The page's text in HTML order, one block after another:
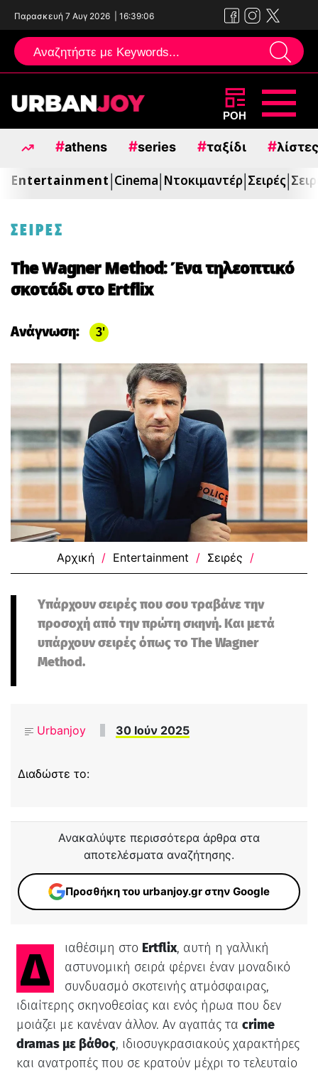
Παρασκευή 7 Αυγ 2026 16:39:07
Μεταπηδήστε
περιεχόμενο
ΡΟΗ
#athens #series #ταξίδι #λίστες
Entertainment Cinema Ντοκιμαντέρ Σειρές
ΣΕΙΡΕΣ
The Wagner Method: Ένα τηλεοπτικό
σκοτάδι στο Ertflix
Ανάγνωση: 3
Αρχική / Entertainment / Σειρές /
Υπάρχουν σειρές που σου τραβάνε την
προσοχή από την πρώτη σκηνή. Και μετά
υπάρχουν σειρές όπως το The Wagner
Method.
Urbanjoy 30 Ιούν 2025
Διαδώστε το:
Ανακαλύψτε περισσότερα άρθρα στα
αποτελέσματα αναζήτησης.
Προσθήκη του urbanjoy.gr στην Google
Διαθέσιμη στο Ertflix, αυτή η γαλλική
αστυνομική σειρά φέρνει έναν μοναδικό
συνδυασμό σκοτεινής ατμόσφαιρας,
ιδιαίτερης σκηνοθεσίας και ενός ήρωα που δεν
μοιάζει με κανέναν άλλον. Αν αγαπάς τα crime
dramas με βάθος, ιδιοσυγκρασιακούς χαρακτήρες
και ανατροπές που σε κρατούν μέχρι το τελευταίο